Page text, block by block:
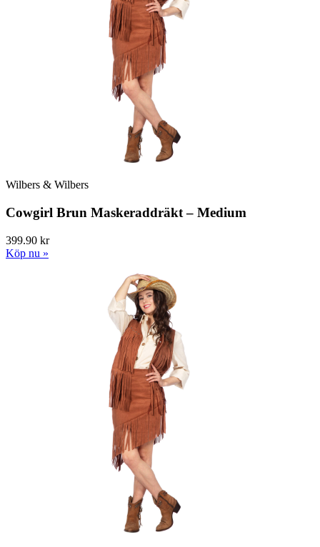
Wilbers & Wilbers
Cowgirl Brun Maskeraddräkt – Medium
399.90 kr
Köp nu »